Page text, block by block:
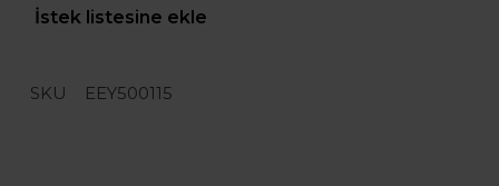
İstek listesine ekle
SKU EEY500115